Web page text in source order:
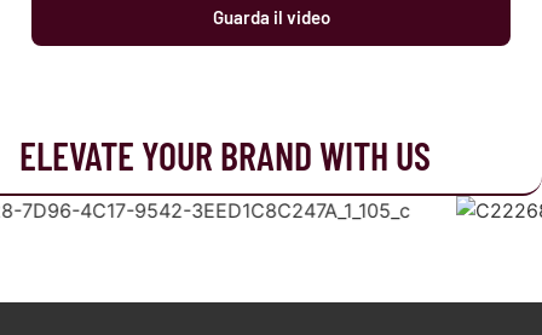
Guarda il video
ELEVATE YOUR BRAND WITH US